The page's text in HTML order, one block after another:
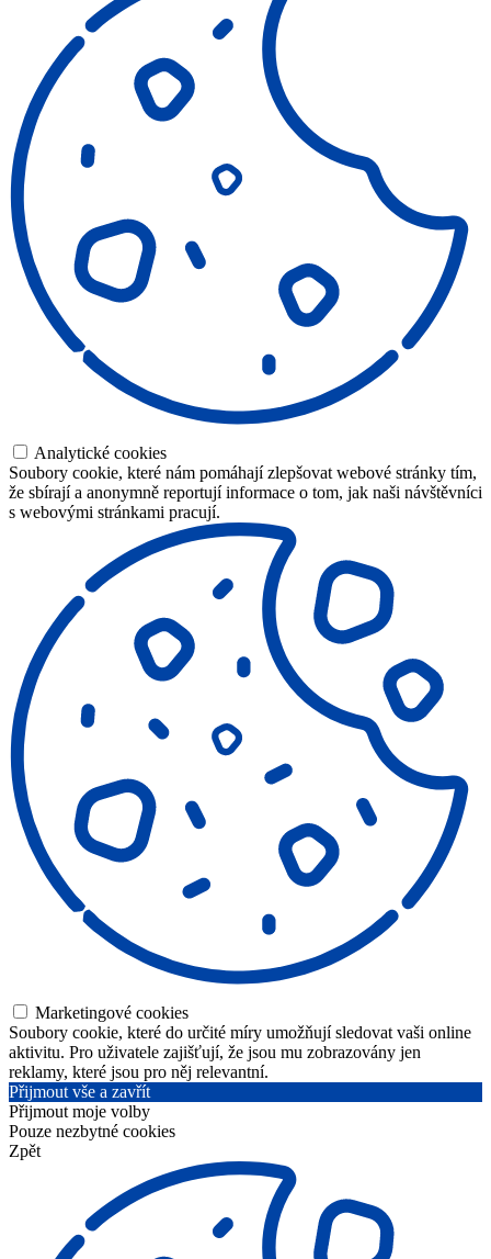
Analytické cookies
Soubory cookie, které nám pomáhají zlepšovat webové stránky tím,
že sbírají a anonymně reportují informace o tom, jak naši návštěvníci
s webovými stránkami pracují.
Marketingové cookies
Soubory cookie, které do určité míry umožňují sledovat vaši online
aktivitu. Pro uživatele zajišťují, že jsou mu zobrazovány jen
reklamy, které jsou pro něj relevantní.
Přijmout vše a zavřít
Přijmout moje volby
Pouze nezbytné cookies
Zpět